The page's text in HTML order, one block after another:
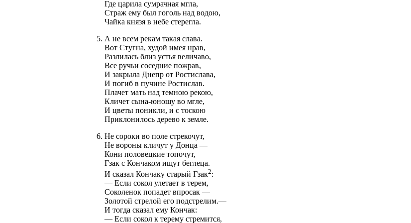
Где царила сумрачная мгла,
Страж ему был гоголь над водою,
Чайка князя в небе стерегла.
А не всем рекам такая слава.
Вот Стугна, худой имея нрав,
Разлилась близ устья величаво,
Все ручьи соседние пожрав,
И закрыла Днепр от Ростислава,
И погиб в пучине Ростислав.
Плачет мать над темною рекою,
Кличет сына-юношу во мгле,
И цветы поникли, и с тоскою
Приклонилось дерево к земле.
Не сороки во поле стрекочут,
Не вороны кличут у Донца —
Кони половецкие топочут,
Гзак с Кончаком ищут беглеца.
И сказал Кончаку старый Гзак2:
— Если сокол улетает в терем,
Соколенок попадет впросак —
Золотой стрелой его подстрелим.—
И тогда сказал ему Кончак:
— Если сокол к терему стремится,